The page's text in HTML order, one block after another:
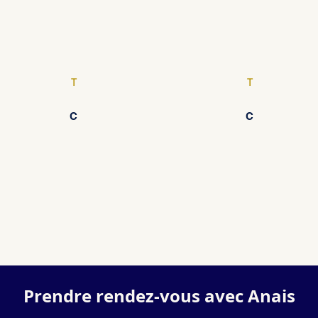
T
C
T
C
Prendre rendez-vous avec Anais